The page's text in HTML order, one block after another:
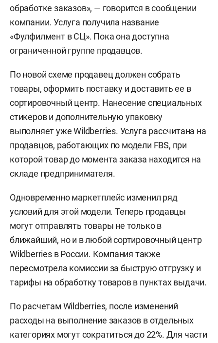
обработке заказов», — говорится в сообщении
компании. Услуга получила название
«Фулфилмент в СЦ». Пока она доступна
ограниченной группе продавцов.
По новой схеме продавец должен собрать
товары, оформить поставку и доставить ее в
сортировочный центр. Нанесение специальных
стикеров и дополнительную упаковку
выполняет уже Wildberries. Услуга рассчитана на
продавцов, работающих по модели FBS, при
которой товар до момента заказа находится на
складе предпринимателя.
Одновременно маркетплейс изменил ряд
условий для этой модели. Теперь продавцы
могут отправлять товары не только в
ближайший, но и в любой сортировочный центр
Wildberries в России. Компания также
пересмотрела комиссии за быструю отгрузку и
тарифы на обработку товаров в пунктах выдачи.
По расчетам Wildberries, после изменений
расходы на выполнение заказов в отдельных
категориях могут сократиться до 22%. Для части